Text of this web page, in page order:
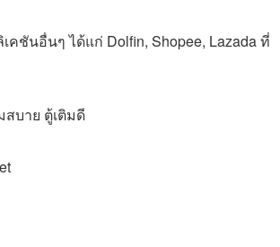
ชันอื่นๆ ได้แก่ Dolfin, Shopee, Lazada ที่
สบาย ตู้เติมดี